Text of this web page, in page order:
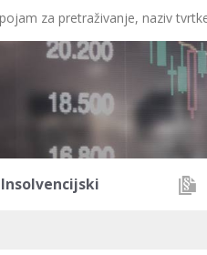
Insolvencijski